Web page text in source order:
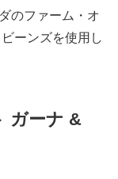
のファーム・オ
ーンズを使用し
ガーナ &